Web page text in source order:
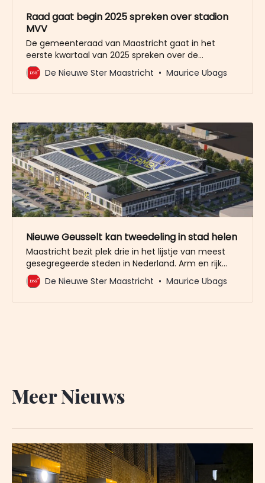
Raad gaat begin 2025 spreken over stadion
MVV
De gemeenteraad van Maastricht gaat in het
eerste kwartaal van 2025 spreken over de
toekomst van het stadion. Daaraan voorafgaand
zal MVV een rapport laten opmaken over de staat
De Nieuwe Ster Maastricht Maurice Ubags
Nieuwe Geusselt kan tweedeling in stad helen
Maastricht bezit plek drie in het lijstje van meest
gesegregeerde steden in Nederland. Arm en rijk
leven in de stad volledig naast elkaar. Sint Pieter en
Pottenberg zijn twee werelden. De welvaart is de
De Nieuwe Ster Maastricht Maurice Ubags
Meer Nieuws